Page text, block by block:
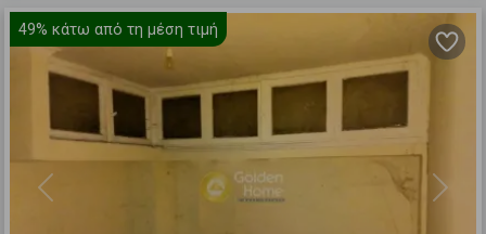
49% κάτω από τη μέση τιμή
Previous Next